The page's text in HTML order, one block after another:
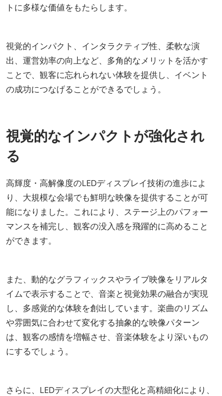
トに多様な価値をもたらします。
視覚的インパクト、インタラクティブ性、柔軟な演
出、運営効率の向上など、多角的なメリットを活かす
ことで、観客に忘れられない体験を提供し、イベント
の成功につなげることができるでしょう。
視覚的なインパクトが強化され
る
高輝度・高解像度のLEDディスプレイ技術の進歩によ
り、大規模な会場でも鮮明な映像を提供することが可
能になりました。これにより、ステージ上のパフォー
マンスを補完し、観客の没入感を飛躍的に高めること
ができます。
また、動的なグラフィックスやライブ映像をリアルタ
イムで表示することで、音楽と視覚効果の融合が実現
し、多感覚的な体験を創出しています。楽曲のリズム
や雰囲気に合わせて変化する抽象的な映像パターン
は、観客の感情を増幅させ、音楽体験をより深いもの
にするでしょう。
さらに、LEDディスプレイの大型化と高精細化により、